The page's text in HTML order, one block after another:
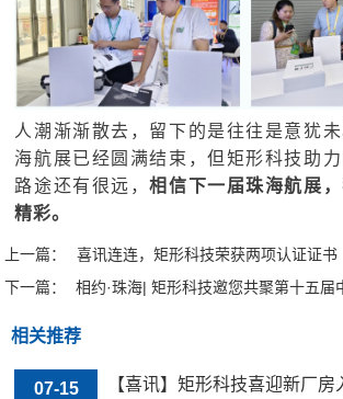
人潮渐渐散去，留下的是往往是意犹
海航展已经圆满结束，但矩形科技助
路途还有很远，相信下一届珠海航展
精彩。
上一篇：
喜讯连连，矩形科技荣获两项认证证书
下一篇：
相约·珠海| 矩形科技邀您共聚第十五届
相关推荐
07-15 【喜讯】矩形科技喜迎新厂房